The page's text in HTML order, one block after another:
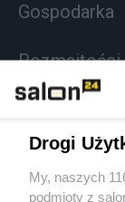
Gospodarka
Rozmaitości
Sport
Drogi
My, naszych
podmioty z